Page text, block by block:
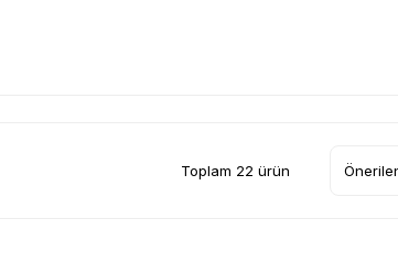
Toplam 22 ürün